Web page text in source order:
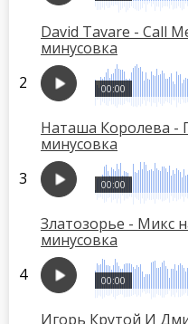
David Tavare - Call
минусовка
00:00
Наташа Королева -
минусовка
00:00
Златозорье - Микс
минусовка
00:00
Игорь Крутой И